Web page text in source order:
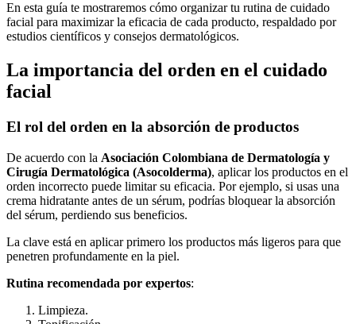
En esta guía te mostraremos cómo organizar tu rutina de cuidado
facial para maximizar la eficacia de cada producto, respaldado por
estudios científicos y consejos dermatológicos.
La importancia del orden en el cuidado
facial
El rol del orden en la absorción de productos
De acuerdo con la Asociación Colombiana de Dermatología y
Cirugía Dermatológica (Asocolderma), aplicar los productos en el
orden incorrecto puede limitar su eficacia. Por ejemplo, si usas una
crema hidratante antes de un sérum, podrías bloquear la absorción
del sérum, perdiendo sus beneficios.
La clave está en aplicar primero los productos más ligeros para que
penetren profundamente en la piel.
Rutina recomendada por expertos:
Limpieza.